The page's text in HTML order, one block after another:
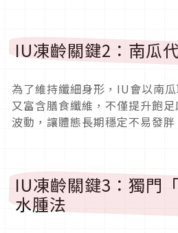
IU凍齡關鍵2：南瓜
為了維持纖細身形，IU會以南
又富含膳食纖維，不僅提升飽
波動，讓體態長期穩定不易發胖
IU凍齡關鍵3：獨門
水腫法